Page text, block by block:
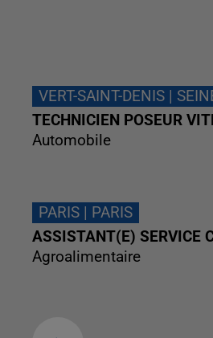
VERT-SAINT-DENIS |
TECHNICIEN POSEUR
Automobile
PARIS | PARIS
ASSISTANT(E) SERVICE
Agroalimentaire